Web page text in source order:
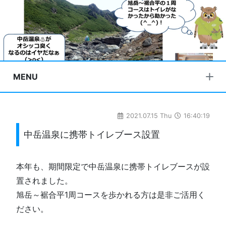
MENU
2021.07.15 Thu 16:40:19
中岳温泉に携帯トイレブース設置
本年も、期間限定で中岳温泉に携帯トイレブースが設
置されました。
旭岳～裾合平1周コースを歩かれる方は是非ご活用く
ださい。